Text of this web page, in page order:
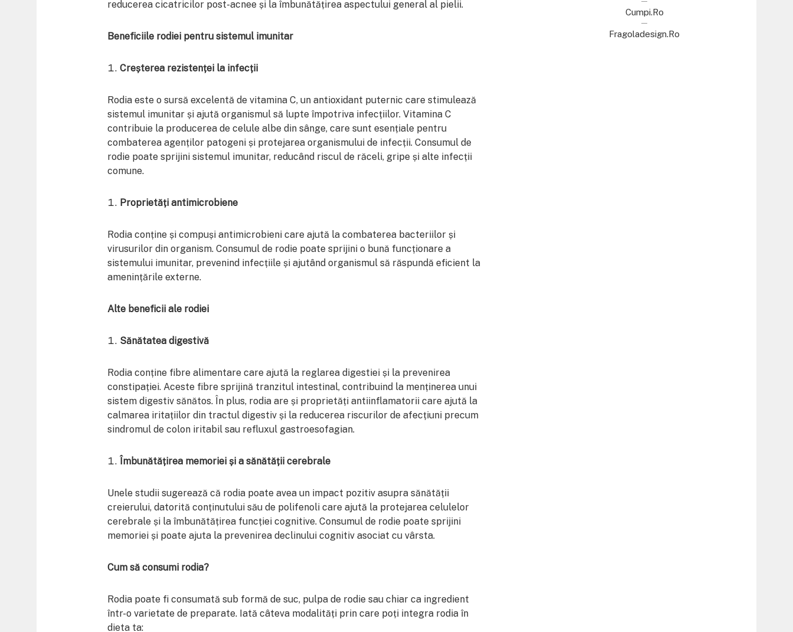
reducerea cicatricilor post-acnee și la îmbunătățirea aspectului general al pielii.
Beneficiile rodiei pentru sistemul imunitar
Creșterea rezistenței la infecții
Rodia este o sursă excelentă de vitamina C, un antioxidant puternic care stimulează
sistemul imunitar și ajută organismul să lupte împotriva infecțiilor. Vitamina C
contribuie la producerea de celule albe din sânge, care sunt esențiale pentru
combaterea agenților patogeni și protejarea organismului de infecții. Consumul de
rodie poate sprijini sistemul imunitar, reducând riscul de răceli, gripe și alte infecții
comune.
Proprietăți antimicrobiene
Rodia conține și compuși antimicrobieni care ajută la combaterea bacteriilor și
virusurilor din organism. Consumul de rodie poate sprijini o bună funcționare a
sistemului imunitar, prevenind infecțiile și ajutând organismul să răspundă eficient la
amenințările externe.
Alte beneficii ale rodiei
Sănătatea digestivă
Rodia conține fibre alimentare care ajută la reglarea digestiei și la prevenirea
constipației. Aceste fibre sprijină tranzitul intestinal, contribuind la menținerea unui
sistem digestiv sănătos. În plus, rodia are și proprietăți antiinflamatorii care ajută la
calmarea iritațiilor din tractul digestiv și la reducerea riscurilor de afecțiuni precum
sindromul de colon iritabil sau refluxul gastroesofagian.
Îmbunătățirea memoriei și a sănătății cerebrale
Unele studii sugerează că rodia poate avea un impact pozitiv asupra sănătății
creierului, datorită conținutului său de polifenoli care ajută la protejarea celulelor
cerebrale și la îmbunătățirea funcției cognitive. Consumul de rodie poate sprijini
memoriei și poate ajuta la prevenirea declinului cognitiv asociat cu vârsta.
Cum să consumi rodia?
Rodia poate fi consumată sub formă de suc, pulpa de rodie sau chiar ca ingredient
într-o varietate de preparate. Iată câteva modalități prin care poți integra rodia în
dieta ta:
Cumpi.ro
Fragoladesign.ro